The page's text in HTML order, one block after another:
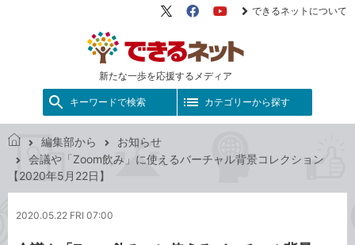
新たな一歩を応援するメディア
X（旧
FacebookYouTube
できるネットについて
キーワードで検索 カテゴリーから探す
き
ッ
編集部から
お知らせ
会議や「Zoom飲み」に使えるバーチャル背景コレクション
【2020年5月22日】
2020.05.22 FRI 07:00